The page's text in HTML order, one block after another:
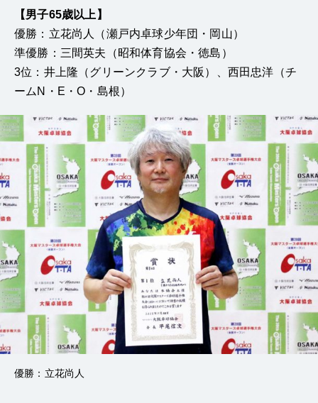
【男子65歳以上】
優勝：立花尚人（瀬戸内卓球少年団・岡山）
準優勝：三間英夫（昭和体育協会・徳島）
3位：井上隆（グリーンクラブ・大阪）、西田忠洋（チ
ームN・E・O・島根）
優勝：立花尚人